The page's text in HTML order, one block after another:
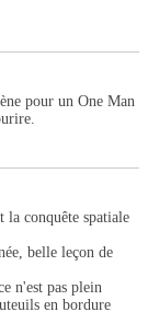
pour un One Man
la conquête spatiale
belle leçon de
n'est pas plein
en bordure